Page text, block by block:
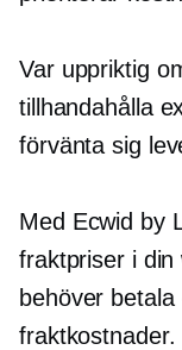
Var uppriktig
tillhandahålla
förvänta sig
Med Ecwid by
fraktpriser i
behöver